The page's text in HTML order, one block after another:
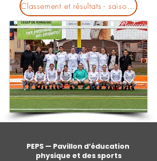
Classement et résultats - saison 2025
PEPS — Pavillon d’éducation
physique et des sports